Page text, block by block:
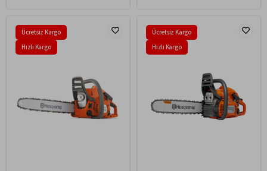
Ücretsiz Kargo
Hızlı Kargo
Ücretsiz Kargo
Hızlı Kargo